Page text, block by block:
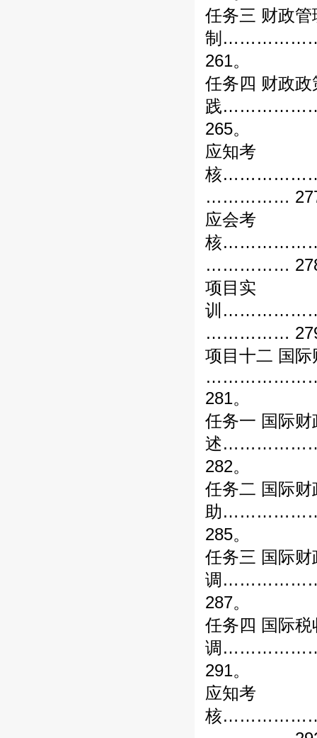
任务三 财政管
制
261。
任务四 财政政
践
265。
应知考
核
……………
应会考
核
……………
项目实
训
……………
项目十二 国际
281。
任务一 国际财
述
282。
任务二 国际财
助
285。
任务三 国际财
调
287。
任务四 国际税
调
291。
应知考
核